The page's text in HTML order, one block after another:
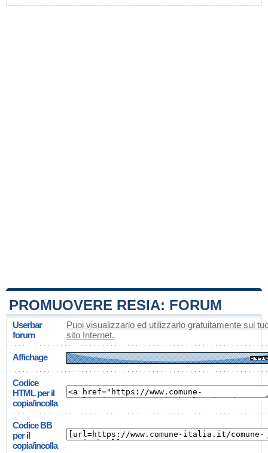
PROMUOVERE RESIA: FORUM
Userbar
forum
Puoi visualizzarlo ed utilizzarlo gratuitamente sul
sito Internet.
Affichage
Codice
HTML per il
copia/incolla
Codice BB
per il
copia/incolla